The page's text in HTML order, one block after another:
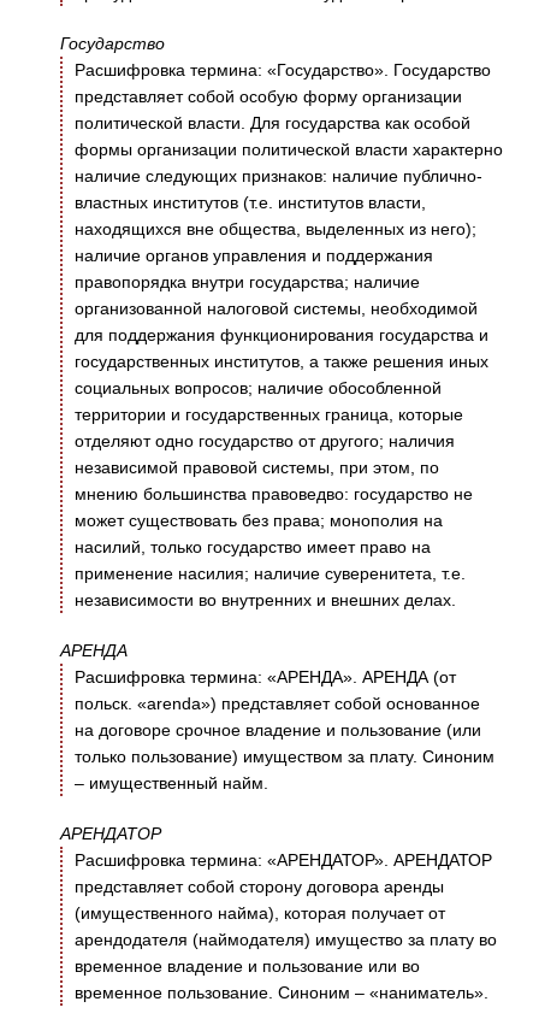
Государство
Расшифровка термина: «Государство». Государство
представляет собой особую форму организации
политической власти. Для государства как особой
формы организации политической власти характерно
наличие следующих признаков: наличие публично-
властных институтов (т.е. институтов власти,
находящихся вне общества, выделенных из него);
наличие органов управления и поддержания
правопорядка внутри государства; наличие
организованной налоговой системы, необходимой
для поддержания функционирования государства и
государственных институтов, а также решения иных
социальных вопросов; наличие обособленной
территории и государственных граница, которые
отделяют одно государство от другого; наличия
независимой правовой системы, при этом, по
мнению большинства правоведво: государство не
может существовать без права; монополия на
насилий, только государство имеет право на
применение насилия; наличие суверенитета, т.е.
независимости во внутренних и внешних делах.
АРЕНДА
Расшифровка термина: «АРЕНДА». АРЕНДА (от
польск. «arenda») представляет собой основанное
на договоре срочное владение и пользование (или
только пользование) имуществом за плату. Синоним
– имущественный найм.
АРЕНДАТОР
Расшифровка термина: «АРЕНДАТОР». АРЕНДАТОР
представляет собой сторону договора аренды
(имущественного найма), которая получает от
арендодателя (наймодателя) имущество за плату во
временное владение и пользование или во
временное пользование. Синоним – «наниматель».